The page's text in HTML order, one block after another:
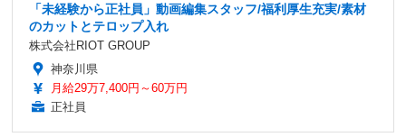
「未経験から正社員」動画編集スタッフ/福利厚生充実/素材
のカットとテロップ入れ
株式会社RIOT GROUP
神奈川県
月給29万7,400円～60万円
正社員